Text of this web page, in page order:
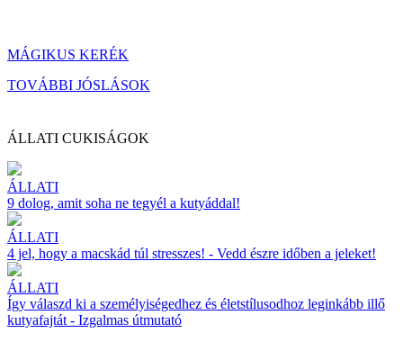
MÁGIKUS KERÉK
TOVÁBBI JÓSLÁSOK
ÁLLATI CUKISÁGOK
ÁLLATI
9 dolog, amit soha ne tegyél a kutyáddal!
ÁLLATI
4 jel, hogy a macskád túl stresszes! - Vedd észre időben a jeleket!
ÁLLATI
Így válaszd ki a személyiségedhez és életstílusodhoz leginkább illő
kutyafajtát - Izgalmas útmutató